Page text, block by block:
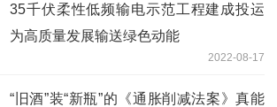
35千伏柔性低频输电示范工程建成投运
为高质量发展输送绿色动能
2022-08-17
“旧酒”装“新瓶”的《通胀削减法案》真能